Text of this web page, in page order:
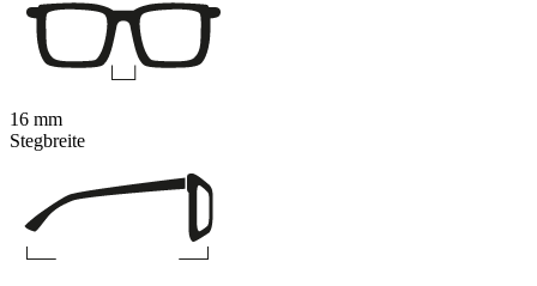
16 mm
Stegbreite